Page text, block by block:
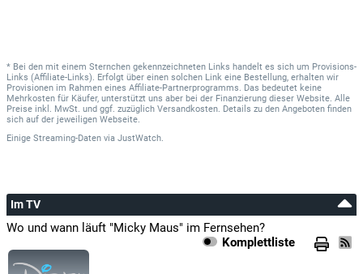
* Bei den mit einem Sternchen gekennzeichneten Links handelt es sich um Provisions-
Links (Affiliate-Links). Erfolgt über einen solchen Link eine Bestellung, erhalten wir
Provisionen im Rahmen eines Affiliate-Partnerprogramms. Das bedeutet keine
Mehrkosten für Käufer, unterstützt uns aber bei der Finanzierung dieser Website. Alle
Preise inkl. MwSt. und ggf. zuzüglich Versandkosten. Details zu den Angeboten finden
sich auf der jeweiligen Webseite.
Einige Streaming-Daten via JustWatch.
Im TV
Wo und wann läuft "Micky Maus" im Fernsehen?
Komplettliste